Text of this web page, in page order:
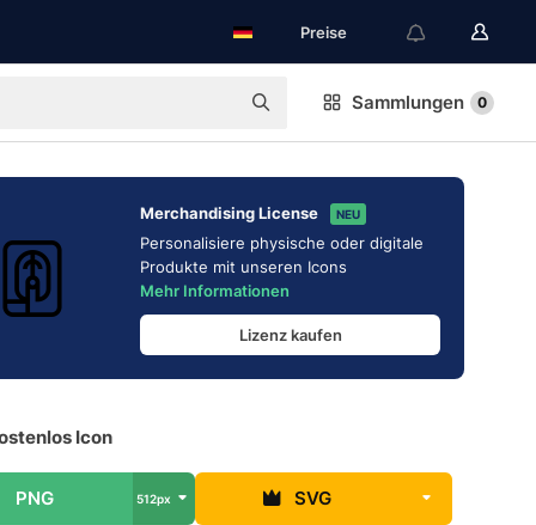
Preise
Sammlungen 0
Merchandising License NEU
Personalisiere physische oder digitale
Produkte mit unseren Icons
Mehr Informationen
Lizenz kaufen
Icon
PNG 512px SVG